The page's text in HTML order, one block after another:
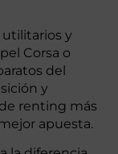
utilitarios y
Corsa o
del
y
renting más
apuesta.